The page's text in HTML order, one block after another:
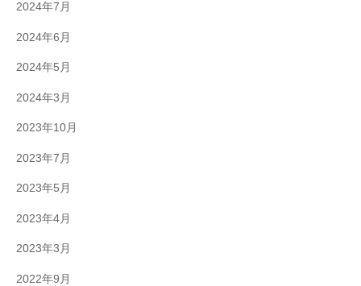
2024年7月
2024年6月
2024年5月
2024年3月
2023年10月
2023年7月
2023年5月
2023年4月
2023年3月
2022年9月